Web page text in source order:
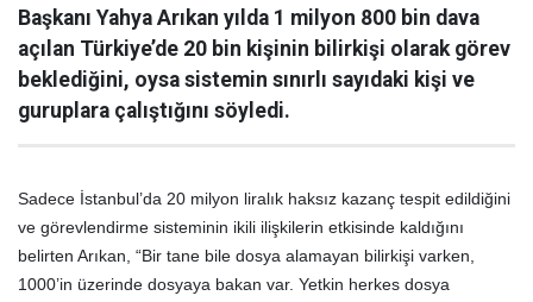
Başkanı Yahya Arıkan yılda 1 milyon 800 bin dava
açılan Türkiye’de 20 bin kişinin bilirkişi olarak görev
beklediğini, oysa sistemin sınırlı sayıdaki kişi ve
guruplara çalıştığını söyledi.
Sadece İstanbul’da 20 milyon liralık haksız kazanç tespit edildiğini
ve görevlendirme sisteminin ikili ilişkilerin etkisinde kaldığını
belirten Arıkan, “Bir tane bile dosya alamayan bilirkişi varken,
1000’in üzerinde dosyaya bakan var. Yetkin herkes dosya